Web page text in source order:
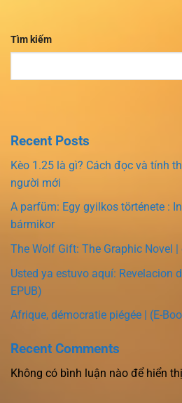
Tìm kiếm
Recent Posts
Kèo 1.25 là gì? Cách đọc và tính
người mới
A parfüm: Egy gyilkos története :
bármikor
The Wolf Gift: The Graphic Novel |
Usted ya estuvo aquí: Revelacion
EPUB)
Afrique, démocratie piégée | (E-
Recent Comments
Không có bình luận nào để hiển